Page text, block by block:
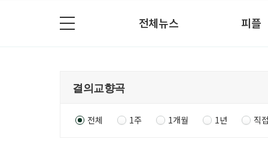
전체뉴스 피플
전체 1주 1개월 1년 직